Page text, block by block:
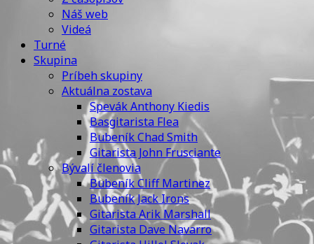
Náš web
Videá
Turné
Skupina
Príbeh skupiny
Aktuálna zostava
Spevák Anthony Kiedis
Basgitarista Flea
Bubeník Chad Smith
Gitarista John Frusciante
Bývalí členovia
Bubeník Cliff Martinez
Bubeník Jack Irons
Gitarista Arik Marshall
Gitarista Dave Navarro